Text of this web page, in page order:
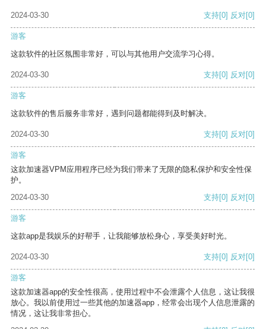
2024-03-30 支持[0] 反对[0]
游客
这款软件的社区氛围非常好，可以与其他用户交流学习心得。
2024-03-30 支持[0] 反对[0]
游客
这款软件的售后服务非常好，遇到问题都能得到及时解决。
2024-03-30 支持[0] 反对[0]
游客
这款加速器VPM应用程序已经为我们带来了无限的隐私保护和安全性保
护。
2024-03-30
支持[0] 反对[0]
游客
这款app是我娱乐的好帮手，让我能够放松身心，享受美好时光。
2024-03-30 支持[0] 反对[0]
游客
这款加速器app的安全性很高，使用过程中不会泄露个人信息，这让我很
放心。我以前使用过一些其他的加速器app，经常会出现个人信息泄露的
情况，这让我非常担心。